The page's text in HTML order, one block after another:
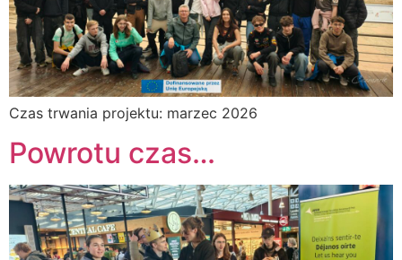
Czas trwania projektu: marzec 2026
Powrotu czas…